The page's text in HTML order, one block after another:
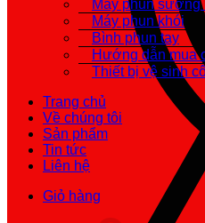
Máy phun sương
Máy phun khói
Bình phun tay
Hướng dẫn mua
Thiết bị vệ sinh
Trang chủ
Về chúng tôi
Sản phẩm
Tin tức
Liên hệ
Giỏ hàng